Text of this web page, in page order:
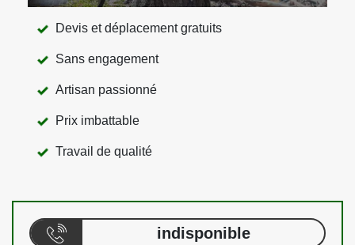
Devis et déplacement gratuits
Sans engagement
Artisan passionné
Prix imbattable
Travail de qualité
indisponible